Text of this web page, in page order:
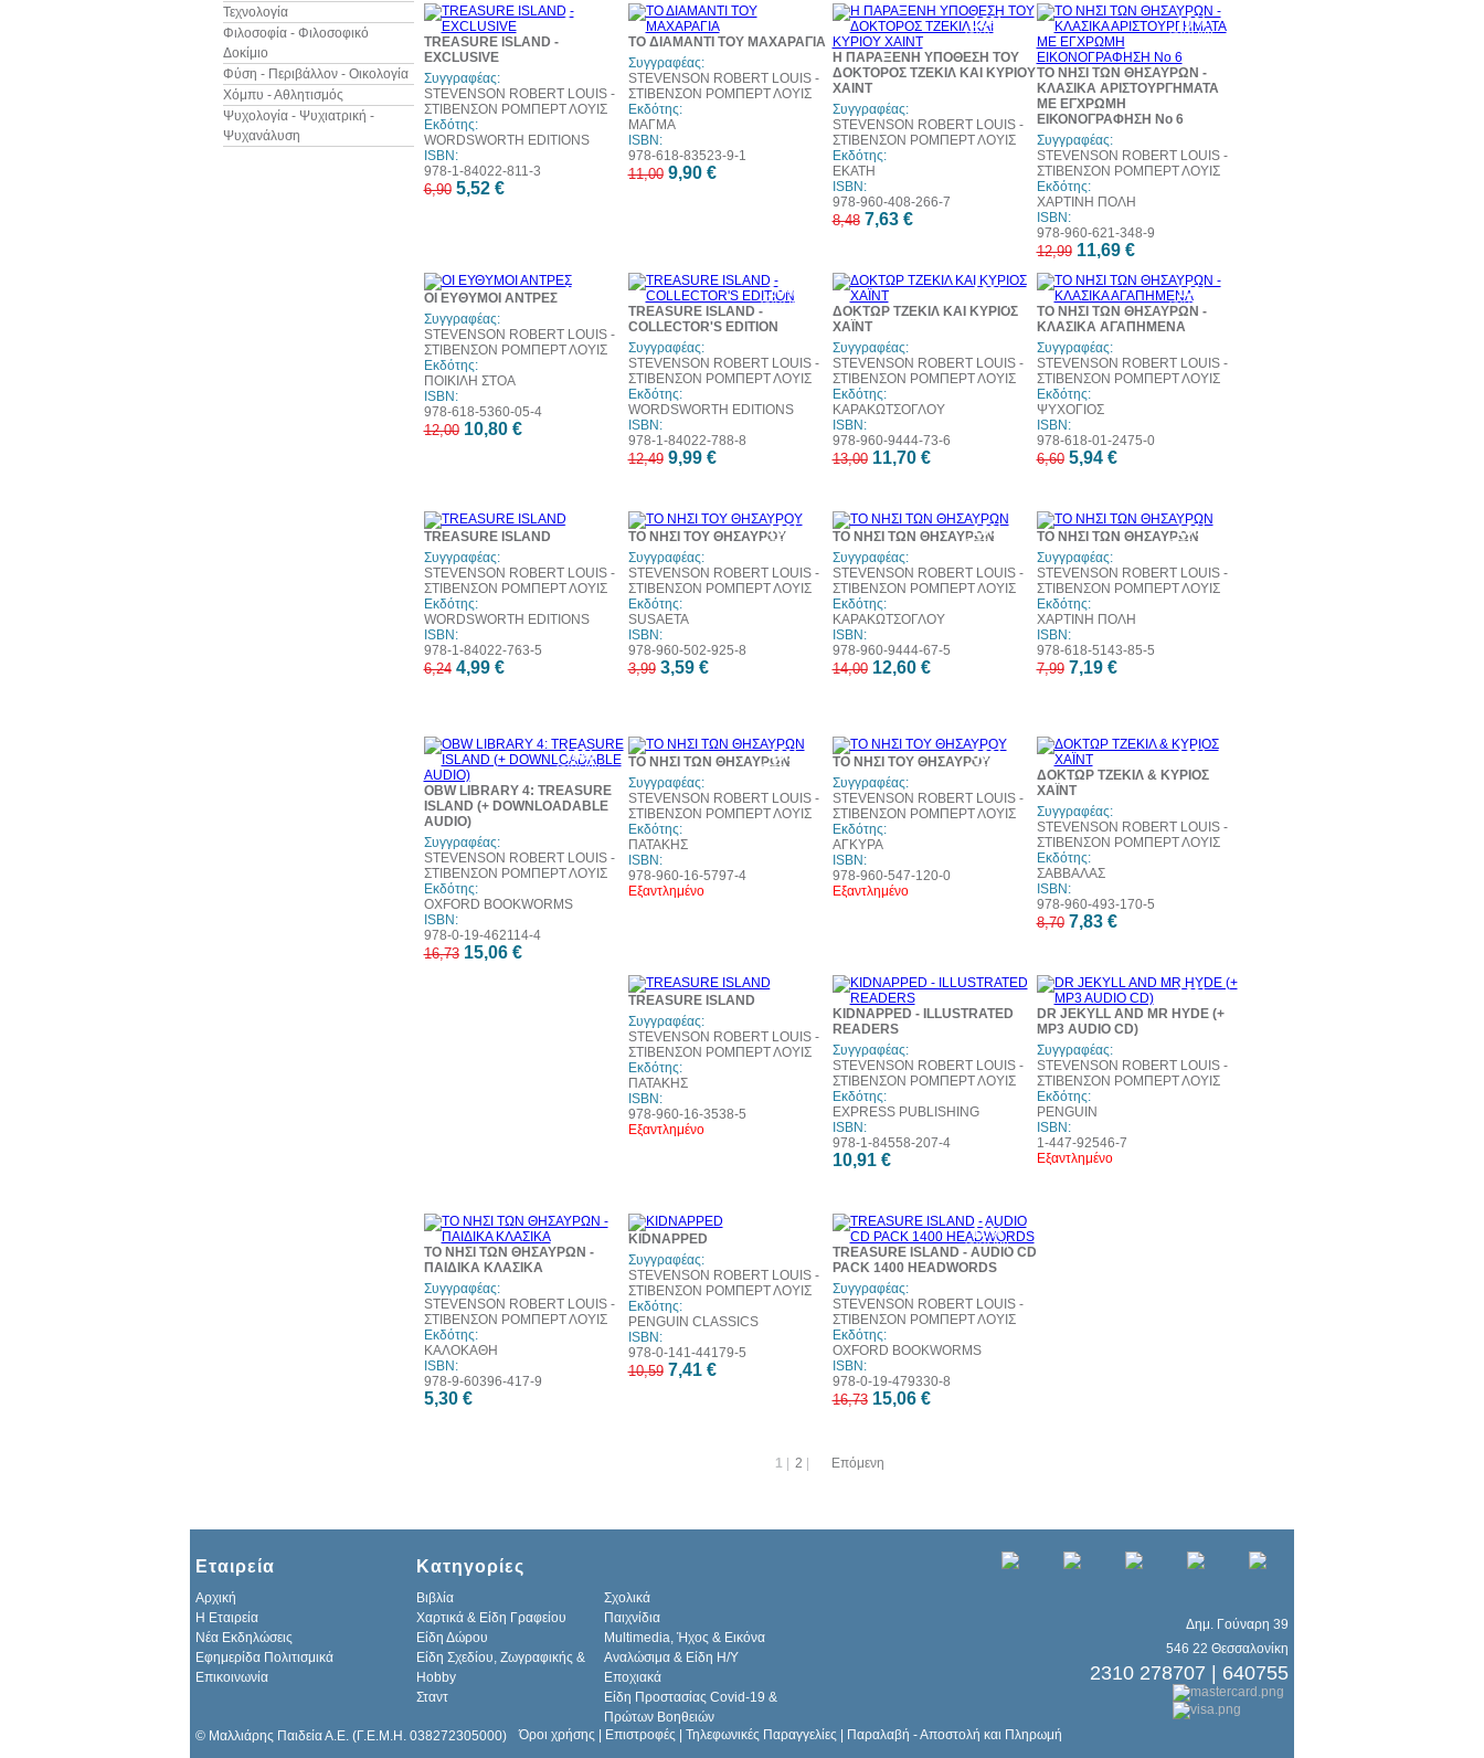
Τεχνολογία
Φιλοσοφία - Φιλοσοφικό
Δοκίμιο
Φύση - Περιβάλλον - Οικολογία
Χόμπυ - Αθλητισμός
Ψυχολογία - Ψυχιατρική -
Ψυχανάλυση
20%
TREASURE ISLAND -
EXCLUSIVE
Συγγραφέας:
STEVENSON ROBERT LOUIS -
ΣΤΙΒΕΝΣΟΝ ΡΟΜΠΕΡΤ ΛΟΥΙΣ
Εκδότης:
WORDSWORTH EDITIONS
ISBN:
978-1-84022-811-3
6,90 5,52 €
ΤΟ ΔΙΑΜΑΝΤΙ ΤΟΥ ΜΑΧΑΡΑΓΙΑ
Συγγραφέας:
STEVENSON ROBERT LOUIS -
ΣΤΙΒΕΝΣΟΝ ΡΟΜΠΕΡΤ ΛΟΥΙΣ
Εκδότης:
ΜΑΓΜΑ
ISBN:
978-618-83523-9-1
11,00 9,90 €
10%
έκπτωση
Η ΠΑΡΑΞΕΝΗ ΥΠΟΘΕΣΗ ΤΟΥ
ΔΟΚΤΟΡΟΣ ΤΖΕΚΙΛ ΚΑΙ ΚΥΡΙΟΥ
ΧΑΙΝΤ
Συγγραφέας:
STEVENSON ROBERT LOUIS -
ΣΤΙΒΕΝΣΟΝ ΡΟΜΠΕΡΤ ΛΟΥΙΣ
Εκδότης:
ΕΚΑΤΗ
ISBN:
978-960-408-266-7
8,48 7,63 €
10%
έκπτωση
ΤΟ ΝΗΣΙ ΤΩΝ ΘΗΣΑΥΡΩΝ -
ΚΛΑΣΙΚΑ ΑΡΙΣΤΟΥΡΓΗΜΑΤΑ
ΜΕ ΕΓΧΡΩΜΗ
ΕΙΚΟΝΟΓΡΑΦΗΣΗ Νο 6
Συγγραφέας:
STEVENSON ROBERT LOUIS -
ΣΤΙΒΕΝΣΟΝ ΡΟΜΠΕΡΤ ΛΟΥΙΣ
Εκδότης:
ΧΑΡΤΙΝΗ ΠΟΛΗ
ISBN:
978-960-621-348-9
12,99 11,69 €
10%
έκπτωση
ΟΙ ΕΥΘΥΜΟΙ ΑΝΤΡΕΣ
Συγγραφέας:
STEVENSON ROBERT LOUIS -
ΣΤΙΒΕΝΣΟΝ ΡΟΜΠΕΡΤ ΛΟΥΙΣ
Εκδότης:
ΠΟΙΚΙΛΗ ΣΤΟΑ
ISBN:
978-618-5360-05-4
12,00 10,80 €
20%
έκπτωση
TREASURE ISLAND -
COLLECTOR'S EDITION
Συγγραφέας:
STEVENSON ROBERT LOUIS -
ΣΤΙΒΕΝΣΟΝ ΡΟΜΠΕΡΤ ΛΟΥΙΣ
Εκδότης:
WORDSWORTH EDITIONS
ISBN:
978-1-84022-788-8
12,49 9,99 €
10%
ΔΟΚΤΩΡ ΤΖΕΚΙΛ ΚΑΙ ΚΥΡΙΟΣ
ΧΑΪΝΤ
Συγγραφέας:
STEVENSON ROBERT LOUIS -
ΣΤΙΒΕΝΣΟΝ ΡΟΜΠΕΡΤ ΛΟΥΙΣ
Εκδότης:
ΚΑΡΑΚΩΤΣΟΓΛΟΥ
ISBN:
978-960-9444-73-6
13,00 11,70 €
10%
έκπτωση
ΤΟ ΝΗΣΙ ΤΩΝ ΘΗΣΑΥΡΩΝ -
ΚΛΑΣΙΚΑ ΑΓΑΠΗΜΕΝΑ
Συγγραφέας:
STEVENSON ROBERT LOUIS -
ΣΤΙΒΕΝΣΟΝ ΡΟΜΠΕΡΤ ΛΟΥΙΣ
Εκδότης:
ΨΥΧΟΓΙΟΣ
ISBN:
978-618-01-2475-0
6,60 5,94 €
20%
TREASURE ISLAND
Συγγραφέας:
STEVENSON ROBERT LOUIS -
ΣΤΙΒΕΝΣΟΝ ΡΟΜΠΕΡΤ ΛΟΥΙΣ
Εκδότης:
WORDSWORTH EDITIONS
ISBN:
978-1-84022-763-5
6,24 4,99 €
10%
έκπτωση
ΤΟ ΝΗΣΙ ΤΟΥ ΘΗΣΑΥΡΟΥ
Συγγραφέας:
STEVENSON ROBERT LOUIS -
ΣΤΙΒΕΝΣΟΝ ΡΟΜΠΕΡΤ ΛΟΥΙΣ
Εκδότης:
SUSAETA
ISBN:
978-960-502-925-8
3,99 3,59 €
10%
έκπτωση
ΤΟ ΝΗΣΙ ΤΩΝ ΘΗΣΑΥΡΩΝ
Συγγραφέας:
STEVENSON ROBERT LOUIS -
ΣΤΙΒΕΝΣΟΝ ΡΟΜΠΕΡΤ ΛΟΥΙΣ
Εκδότης:
ΚΑΡΑΚΩΤΣΟΓΛΟΥ
ISBN:
978-960-9444-67-5
14,00 12,60 €
10%
έκπτωση
ΤΟ ΝΗΣΙ ΤΩΝ ΘΗΣΑΥΡΩΝ
Συγγραφέας:
STEVENSON ROBERT LOUIS -
ΣΤΙΒΕΝΣΟΝ ΡΟΜΠΕΡΤ ΛΟΥΙΣ
Εκδότης:
ΧΑΡΤΙΝΗ ΠΟΛΗ
ISBN:
978-618-5143-85-5
7,99 7,19 €
10%
έκπτωση
OBW LIBRARY 4: TREASURE
ISLAND (+ DOWNLOADABLE
AUDIO)
Συγγραφέας:
STEVENSON ROBERT LOUIS -
ΣΤΙΒΕΝΣΟΝ ΡΟΜΠΕΡΤ ΛΟΥΙΣ
Εκδότης:
OXFORD BOOKWORMS
ISBN:
978-0-19-462114-4
16,73 15,06 €
49%
έκπτωση
ΤΟ ΝΗΣΙ ΤΩΝ ΘΗΣΑΥΡΩΝ
Συγγραφέας:
STEVENSON ROBERT LOUIS -
ΣΤΙΒΕΝΣΟΝ ΡΟΜΠΕΡΤ ΛΟΥΙΣ
Εκδότης:
ΠΑΤΑΚΗΣ
ISBN:
978-960-16-5797-4
Εξαντλημένο
30%
έκπτωση
ΤΟ ΝΗΣΙ ΤΟΥ ΘΗΣΑΥΡΟΥ
Συγγραφέας:
STEVENSON ROBERT LOUIS -
ΣΤΙΒΕΝΣΟΝ ΡΟΜΠΕΡΤ ΛΟΥΙΣ
Εκδότης:
ΑΓΚΥΡΑ
ISBN:
978-960-547-120-0
Εξαντλημένο
10%
ΔΟΚΤΩΡ ΤΖΕΚΙΛ & ΚΥΡΙΟΣ
ΧΑΪΝΤ
Συγγραφέας:
STEVENSON ROBERT LOUIS -
ΣΤΙΒΕΝΣΟΝ ΡΟΜΠΕΡΤ ΛΟΥΙΣ
Εκδότης:
ΣΑΒΒΑΛΑΣ
ISBN:
978-960-493-170-5
8,70 7,83 €
10%
TREASURE ISLAND
Συγγραφέας:
STEVENSON ROBERT LOUIS -
ΣΤΙΒΕΝΣΟΝ ΡΟΜΠΕΡΤ ΛΟΥΙΣ
Εκδότης:
ΠΑΤΑΚΗΣ
ISBN:
978-960-16-3538-5
Εξαντλημένο
KIDNAPPED - ILLUSTRATED
READERS
Συγγραφέας:
STEVENSON ROBERT LOUIS -
ΣΤΙΒΕΝΣΟΝ ΡΟΜΠΕΡΤ ΛΟΥΙΣ
Εκδότης:
EXPRESS PUBLISHING
ISBN:
978-1-84558-207-4
10,91 €
10%
DR JEKYLL AND MR HYDE (+
MP3 AUDIO CD)
Συγγραφέας:
STEVENSON ROBERT LOUIS -
ΣΤΙΒΕΝΣΟΝ ΡΟΜΠΕΡΤ ΛΟΥΙΣ
Εκδότης:
PENGUIN
ISBN:
1-447-92546-7
Εξαντλημένο
ΤΟ ΝΗΣΙ ΤΩΝ ΘΗΣΑΥΡΩΝ -
ΠΑΙΔΙΚΑ ΚΛΑΣΙΚΑ
Συγγραφέας:
STEVENSON ROBERT LOUIS -
ΣΤΙΒΕΝΣΟΝ ΡΟΜΠΕΡΤ ΛΟΥΙΣ
Εκδότης:
ΚΑΛΟΚΑΘΗ
ISBN:
978-9-60396-417-9
5,30 €
KIDNAPPED
Συγγραφέας:
STEVENSON ROBERT LOUIS -
ΣΤΙΒΕΝΣΟΝ ΡΟΜΠΕΡΤ ΛΟΥΙΣ
Εκδότης:
PENGUIN CLASSICS
ISBN:
978-0-141-44179-5
10,59 7,41 €
10%
έκπτωση
TREASURE ISLAND - AUDIO CD
PACK 1400 HEADWORDS
Συγγραφέας:
STEVENSON ROBERT LOUIS -
ΣΤΙΒΕΝΣΟΝ ΡΟΜΠΕΡΤ ΛΟΥΙΣ
Εκδότης:
OXFORD BOOKWORMS
ISBN:
978-0-19-479330-8
16,73 15,06 €
1 2 Επόμενη
Εταιρεία
Αρχική
H Εταιρεία
Νέα Εκδηλώσεις
Εφημερίδα Πολιτισμικά
Επικοινωνία
Κατηγορίες
Βιβλία
Σχολικά
Χαρτικά & Είδη Γραφείου
Παιχνίδια
Είδη Δώρου
Multimedia, Ήχος & Εικόνα
Είδη Σχεδίου, Ζωγραφικής &
Hobby
Αναλώσιμα & Είδη Η/Υ
Εποχιακά
Σταντ
Είδη Προστασίας Covid-19 &
Πρώτων Βοηθειών
© Μαλλιάρης Παιδεία Α.Ε. (Γ.Ε.Μ.Η. 038272305000)
Όροι χρήσης Επιστροφές Τηλεφωνικές Παραγγελίες Παραλαβή - Αποστολή και Πληρωμή
Δημ. Γούναρη 39
546 22 Θεσσαλονίκη
2310 278707 | 640755